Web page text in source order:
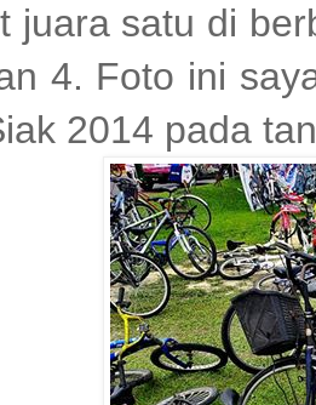
juara satu di
4. Foto ini
2014 pada